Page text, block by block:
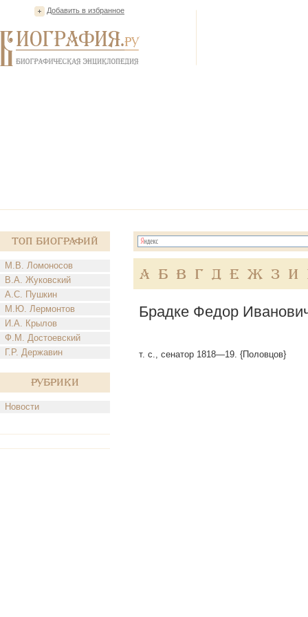
Добавить в избранное
Топ Биографий
М.В. Ломоносов
В.А. Жуковский
А.С. Пушкин
М.Ю. Лермонтов
И.А. Крылов
Ф.М. Достоевский
Г.Р. Державин
Рубрики
Новости
А Б В Г Д Е Ж З И
Брадке Федор
т. с., сенатор 1818—19. {Половцов}